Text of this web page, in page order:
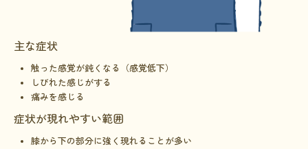
主な症状
触った感覚が鈍くなる（感覚低下）
しびれた感じがする
痛みを感じる
症状が現れやすい範囲
膝から下の部分に強く現れることが多い